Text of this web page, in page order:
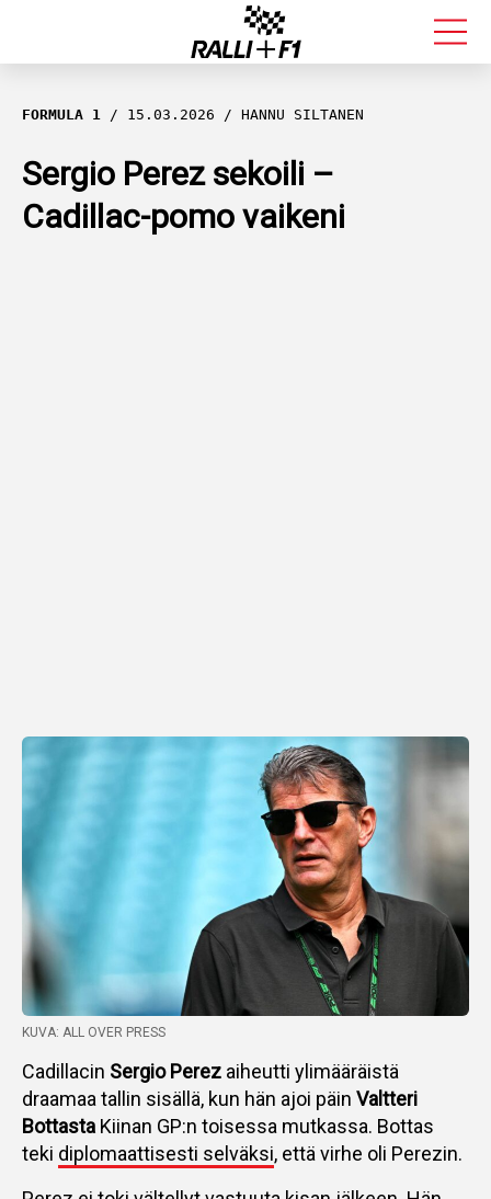
FORMULA 1
RALLI
KALLE ROVANPERÄ
FORMULA 1 15.03.2026 HANNU SILTANEN
Sergio Perez sekoili –
Cadillac-pomo vaikeni
KUVA: ALL OVER PRESS
Cadillacin Sergio Perez aiheutti ylimääräistä
draamaa tallin sisällä, kun hän ajoi päin Valtteri
Bottasta Kiinan GP:n toisessa mutkassa. Bottas
teki diplomaattisesti selväksi, että virhe oli Perezin.